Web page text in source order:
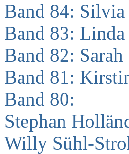
Band 84: Silvia
Band 83:
Band 82:
Band 81:
Band 80:
Stephan
Willy Sühl-